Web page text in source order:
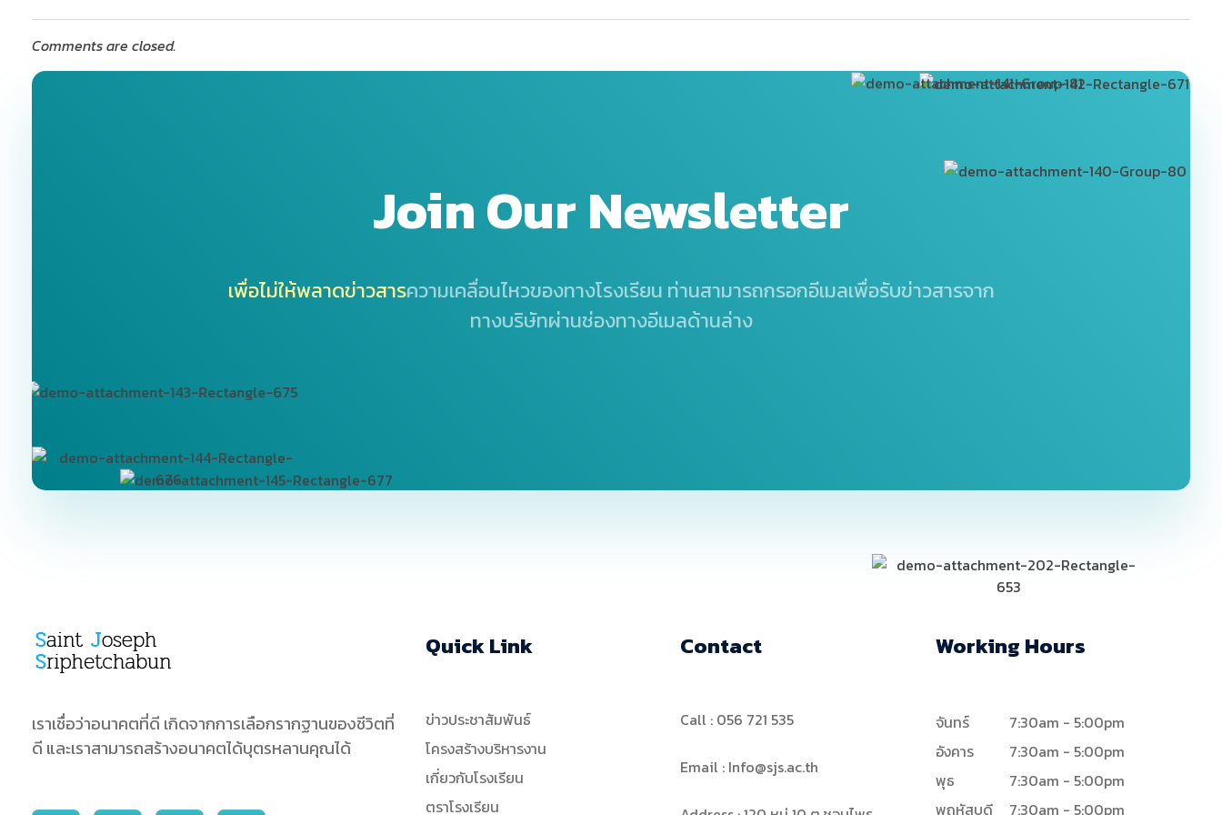
Comments are closed.
Join Our Newsletter
เพื่อไม่ให้พลาดข่าวสารความเคลื่อนไหวของทางโรงเรียน ท่านสามารถกรอกอีเมลเพื่อรับข่าวสารจาก
ทางบริษัทผ่านช่องทางอีเมลด้านล่าง
เราเชื่อว่าอนาคตที่ดี เกิดจากการเลือกรากฐานของชีวิตที่
ดี และเราสามารถสร้างอนาคตได้บุตรหลานคุณได้
Quick Link
ข่าวประชาสัมพันธ์
โครงสร้างบริหารงาน
เกี่ยวกับโรงเรียน
ตราโรงเรียน
Contact
Call : 056 721 535
Email : Info@sjs.ac.th
Working Hours
จันทร์
7:30am - 5:00pm
อังคาร
7:30am - 5:00pm
พุธ
7:30am - 5:00pm
พฤหัสบดี
7:30am - 5:00pm